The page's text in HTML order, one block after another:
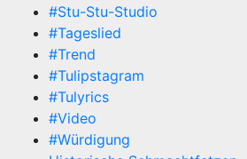
#Stu-Stu-Studio
#Tageslied
#Trend
#Tulipstagram
#Tulyrics
#Video
#Würdigung